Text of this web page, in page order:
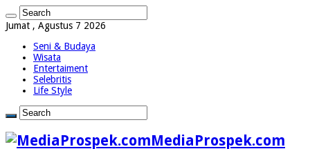
Jumat , Agustus 7 2026
Seni & Budaya
Wisata
Entertaiment
Selebritis
Life Style
MediaProspek.com